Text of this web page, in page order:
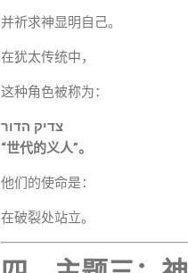
并祈求神显明自己。
在犹太传统中，
这种角色被称为：
צדיק הדור
“世代的义人”。
他们的使命是：
在破裂处站立。